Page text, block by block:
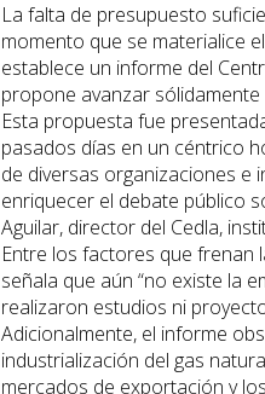
La falta de presupuesto
momento que se materialice
establece un informe del
propone avanzar
Esta propuesta fue
pasados días en un céntrico
de diversas organizaciones e
enriquecer el debate público
Aguilar, director del Cedla,
Entre los factores que frenan
señala que aún “no existe la
realizaron estudios ni
Adicionalmente, el informe
industrialización del gas
mercados de exportación y